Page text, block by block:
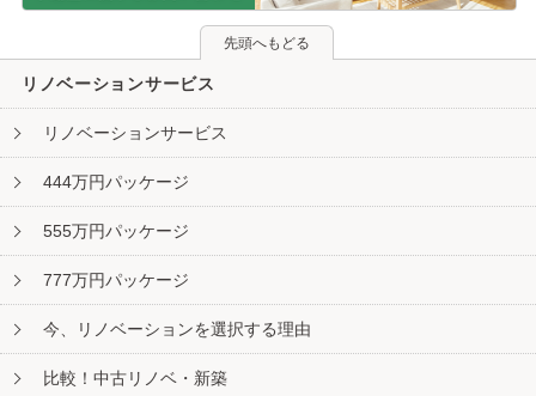
先頭へもどる
リノベーションサービス
リノベーションサービス
444万円パッケージ
555万円パッケージ
777万円パッケージ
今、リノベーションを選択する理由
比較！中古リノベ・新築